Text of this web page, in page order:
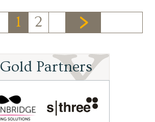
1 2
Gold Partners